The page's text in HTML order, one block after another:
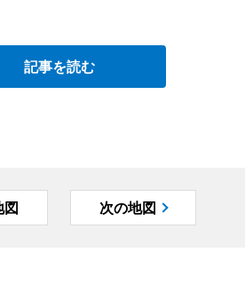
記事を読む
図 次の地図